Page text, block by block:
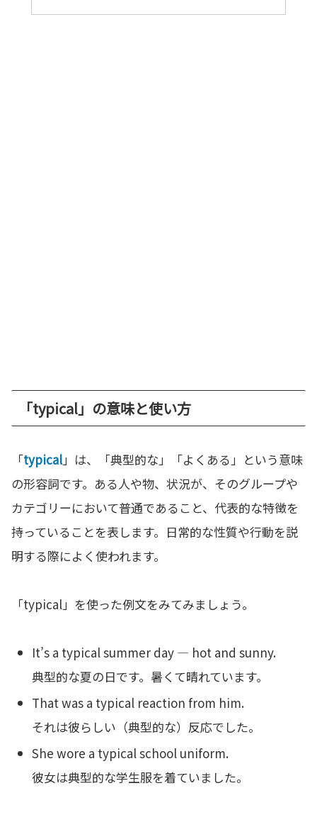
「typical」の意味と使い方
「typical」は、「典型的な」「よくある」という意味
の形容詞です。ある人や物、状況が、そのグループや
カテゴリーにおいて普通であること、代表的な特徴を
持っていることを表します。日常的な性質や行動を説
明する際によく使われます。
「typical」を使った例文をみてみましょう。
It’s a typical summer day — hot and sunny.
典型的な夏の日です。暑くて晴れています。
That was a typical reaction from him.
それは彼らしい（典型的な）反応でした。
She wore a typical school uniform.
彼女は典型的な学生服を着ていました。